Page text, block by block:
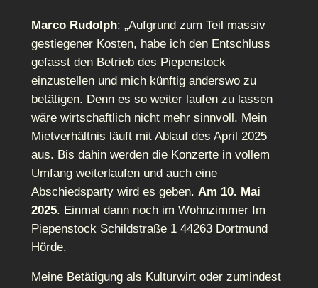
Marco Rudolph: „Aufgrund zum Teil massiv
gestiegener Kosten, habe ich den Entschluss
gefasst den Betrieb des Piepenstock
einzustellen und mich künftig anderswo zu
betätigen. Denn es so weiter laufen zu lassen
wäre wirtschaftlich nicht mehr sinnvoll. Mein
Mietverhältnis läuft mit Ablauf des April 2025
aus. Bis dahin werden die Konzerte in vollem
Umfang weiterlaufen und auch eine
Abschiedsparty wird es geben. Am 10. Mai
2025. Einmal dann noch im Wohnzimmer Im
Piepenstock Schildstraße 1 44263 Dortmund
Hörde.
Meine Betätigung als Kulturwirt oder zumindest